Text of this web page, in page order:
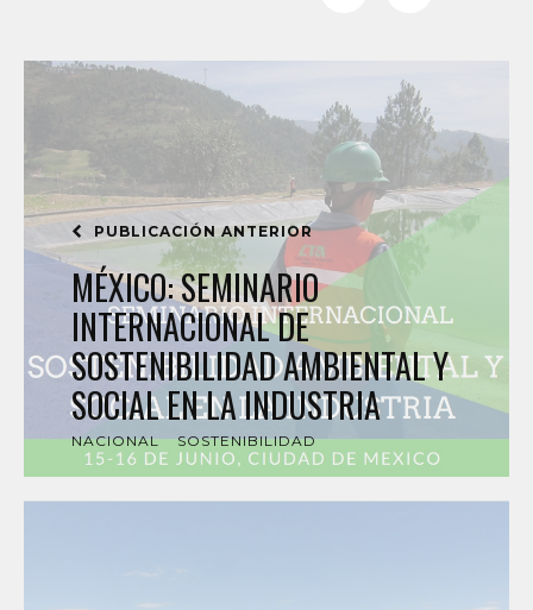
PUBLICACIÓN ANTERIOR
MÉXICO: SEMINARIO
INTERNACIONAL DE
SOSTENIBILIDAD AMBIENTAL Y
SOCIAL EN LA INDUSTRIA
NACIONAL SOSTENIBILIDAD